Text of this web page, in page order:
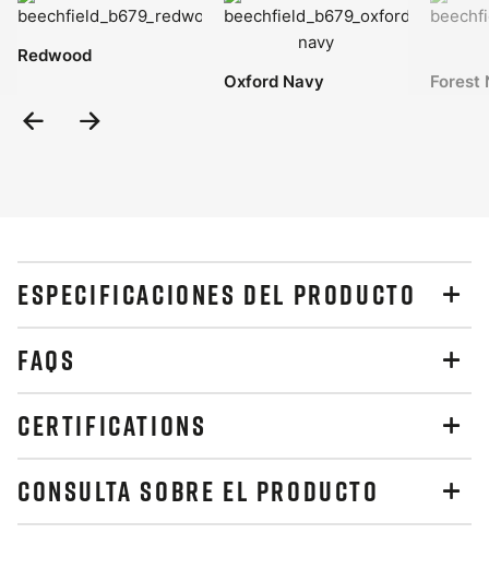
Redwood
Oxford Navy
Forest
Previous
ESPECIFICACIONES DEL PRODUCTO
FAQS
CERTIFICATIONS
CONSULTA SOBRE EL PRODUCTO